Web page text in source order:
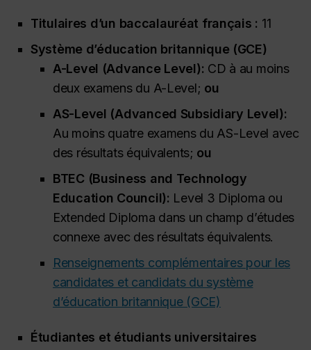
Titulaires d’un baccalauréat français : 11
Système d’éducation britannique (GCE)
A-Level (Advance Level): CD à au moins
deux examens du A-Level; ou
AS-Level (Advanced Subsidiary Level):
Au moins quatre examens du AS-Level avec
des résultats équivalents; ou
BTEC (Business and Technology
Education Council): Level 3 Diploma ou
Extended Diploma dans un champ d’études
connexe avec des résultats équivalents.
Renseignements complémentaires pour les
candidates et candidats du système
d’éducation britannique (GCE)
Étudiantes et étudiants universitaires